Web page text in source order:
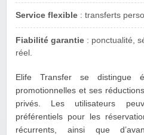
Service flexible : transferts
Fiabilité garantie : ponctualité,
réel.
Elife Transfer se distingue
promotionnelles et ses
privés. Les utilisateurs
préférentiels pour les
récurrents, ainsi que